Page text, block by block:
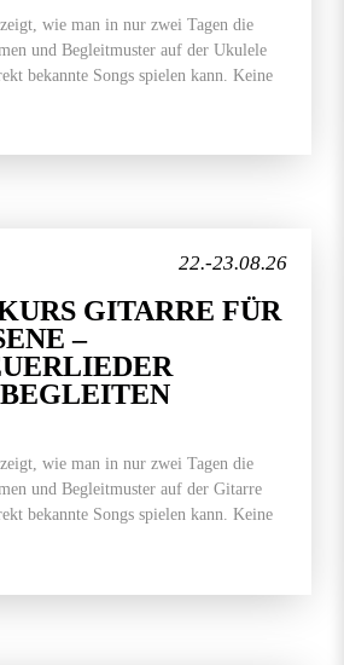
wie man in nur zwei Tagen die
und Begleitmuster auf der Ukulele
bekannte Songs spielen kann. Keine
22.-23.08.26
GITARRE FÜR
–
wie man in nur zwei Tagen die
und Begleitmuster auf der Gitarre
bekannte Songs spielen kann. Keine